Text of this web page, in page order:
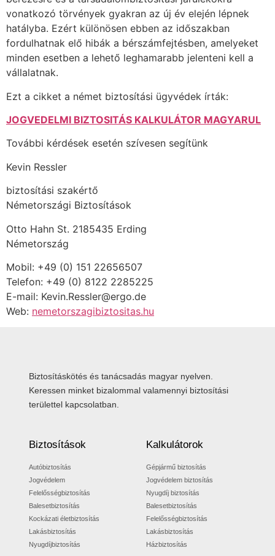
vonatkozó törvények gyakran az új év elején lépnek
hatályba. Ezért különösen ebben az időszakban
fordulhatnak elő hibák a bérszámfejtésben, amelyeket
minden esetben a lehető leghamarabb jelenteni kell a
vállalatnak.
Ezt a cikket a német biztosítási ügyvédek írták:
JOGVEDELMI BIZTOSITÁS KALKULÁTOR MAGYARUL
További kérdések esetén szívesen segítünk
Kevin Ressler
biztosítási szakértő
Németországi Biztosítások
Otto Hahn St. 2185435 Erding
Németország
Mobil: +49 (0) 151 22656507
Telefon: +49 (0) 8122 2285225
E-mail: Kevin.Ressler@ergo.de
Web: nemetorszagibiztositas.hu
Biztosításkötés és tanácsadás magyar nyelven.
Keressen minket bizalommal valamennyi biztosítási
területtel kapcsolatban.
Biztosítások
Autóbiztosítás
Jogvédelem
Felelősségbiztosítás
Balesetbiztosítás
Kockázati életbiztosítás
Lakásbiztosítás
Nyugdíjbiztosítás
Kalkulátorok
Gépjármű biztosítás
Jogvédelem biztosítás
Nyugdíj biztosítás
Balesetbiztosítás
Felelősségbiztosítás
Lakásbiztosítás
Házbiztosítás